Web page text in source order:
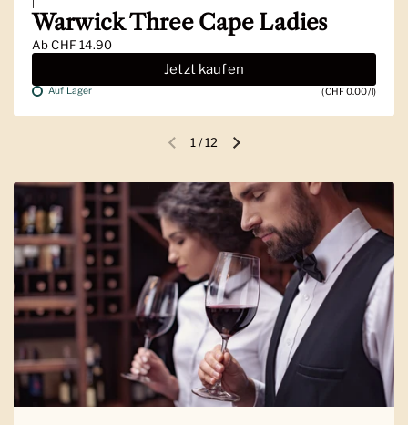
Warwick Three Cape Ladies
AbCHF 14.90
Jetzt kaufen
Auf Lager (CHF 0.00/l)
Vorherige FolieNächste Folie
1/12